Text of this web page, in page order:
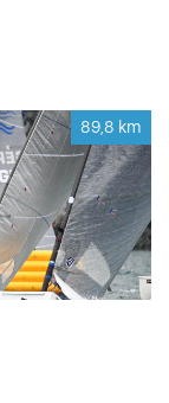
89,8 km